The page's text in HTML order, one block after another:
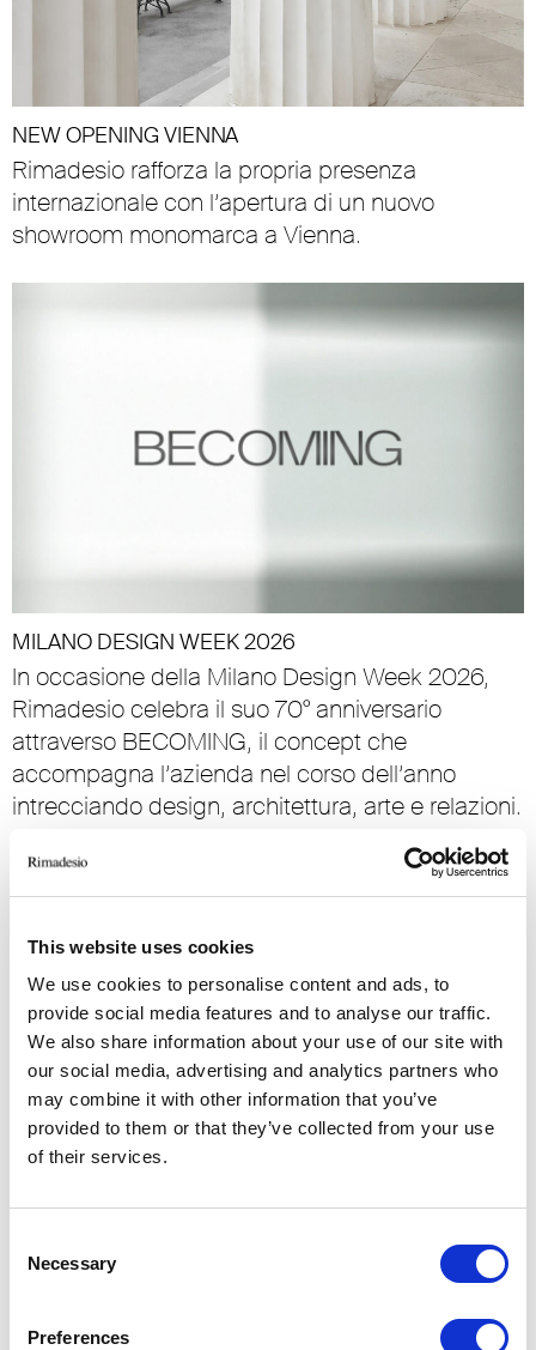
This website uses cookies
We use cookies to personalise content and ads, to
provide social media features and to analyse our traffic.
We also share information about your use of our site with
our social media, advertising and analytics partners who
may combine it with other information that you’ve
provided to them or that they’ve collected from your use
of their services.
Selection
Necessary
Preferences
NEW OPENING VIENNA
Rimadesio rafforza la propria presenza
internazionale con l’apertura di un nuovo
showroom monomarca a Vienna.
MILANO DESIGN WEEK 2026
In occasione della Milano Design Week 2026,
Rimadesio celebra il suo 70° anniversario
attraverso BECOMING, il concept che
accompagna l’azienda nel corso dell’anno
intrecciando design, architettura, arte e relazioni.